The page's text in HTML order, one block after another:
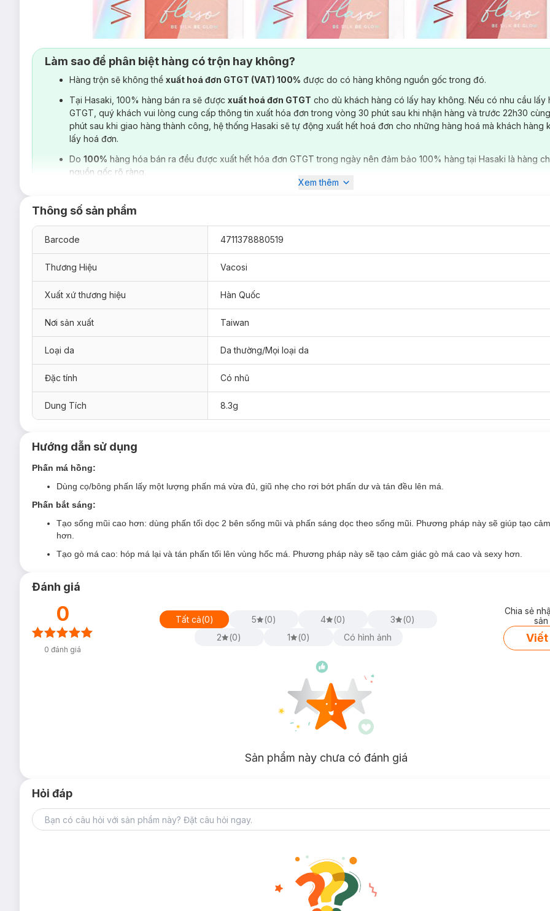
BL02 Rosie Kiss - Hồng khô:
thời thượng và quyến rũ mang đến vẻ đẹp bí ẩn và ấn tượng.
BL05 Sensual Almond - Nâu cam nude: trở thành tâm điểm mọi ánh nhìn với một chút sexy, quyến rũ không thể cưỡng lại.
Làm sao để phân biệt hàng có trộn hay không?
Hàng trộn sẽ không thể xuất hoá đơn GTGT (VAT) 100% được do có hàng không nguồn gốc trong đó.
Tại Hasaki, 100% hàng bán ra sẽ được xuất hoá đơn GTGT cho dù khách hàng có lấy hay không. Nếu có nhu cầu lấy
GTGT, quý khách vui lòng cung cấp thông tin xuất hóa đơn trong vòng 30 phút sau khi nhận hàng và trước 22h30
phút sau khi giao hàng thành công, hệ thống Hasaki sẽ tự động xuất hết hoá đơn cho những hàng hoá mà khách hàng
lấy hoá đơn.
Do 100% hàng hóa bán ra đều được xuất hết hóa đơn GTGT trong ngày nên đảm bảo 100% hàng tại Hasaki là hàng
nguồn gốc rõ ràng.
Xem thêm
Thông số sản phẩm
Barcode 4711378880519
Thương Hiệu Vacosi
Xuất xứ thương hiệu Hàn Quốc
Nơi sản xuất Taiwan
Loại da Da thường/Mọi loại da
Đặc tính Có nhũ
Dung Tích 8.3g
Hướng dẫn sử dụng
Phấn má hồng:
Dùng cọ/bông phấn lấy một lượng phấn má vừa đủ, giũ nhẹ cho rơi bớt phấn dư và tán đều lên má.
Phấn bắt sáng:
Tạo sống mũi cao hơn: dùng phấn tối dọc 2 bên sống mũi và phấn sáng dọc theo sống mũi. Phương pháp này sẽ giúp tạo
hơn.
Tạo gò má cao: hóp má lại và tán phấn tối lên vùng hốc má. Phương pháp này sẽ tạo cảm giác gò má cao và sexy hơn.
Đánh giá
0
0 đánh giá
Tất cả(0) 5 (0) 4 (0) 3 (0)
2
(0) 1 (0) Có hình ảnh
Chia sẻ
Viết
Sản phẩm này chưa có đánh giá
Hỏi đáp